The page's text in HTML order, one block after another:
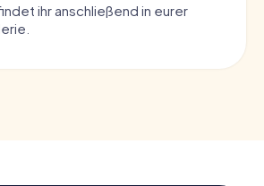
ihr anschließend in eurer